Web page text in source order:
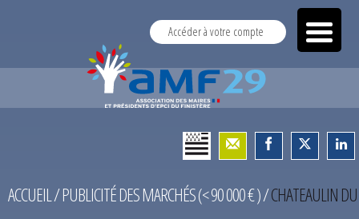
Accéder à votre compte
ACCUEIL/PUBLICITÉ DES MARCHÉS (< 90 000 € )/CHATEAULIN DU